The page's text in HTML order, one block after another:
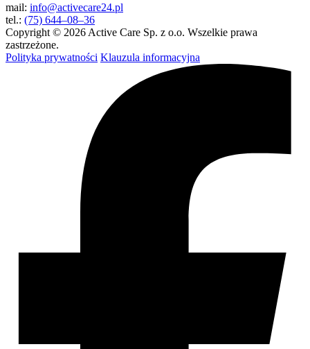
mail: info@activecare24.pl
tel.: (75) 644–08–36
Copyright © 2026 Active Care Sp. z o.o. Wszelkie prawa
zastrzeżone.
Polityka prywatności Klauzula informacyjna